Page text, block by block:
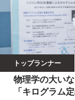
トップランナー
物理学の大い
「キログラム